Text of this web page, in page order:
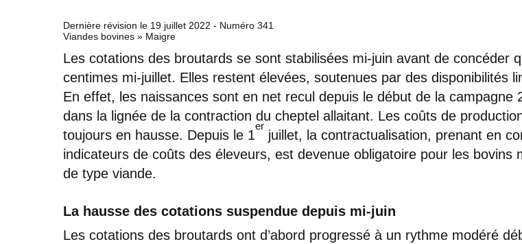
Dernière révision le 19 juillet 2022 - Numéro 341
Viandes bovines » Maigre
Les cotations des broutards se sont stabilisées mi-juin avant de concéder
centimes mi-juillet. Elles restent élevées, soutenues par des disponibilités
En effet, les naissances sont en net recul depuis le début de la campagne
dans la lignée de la contraction du cheptel allaitant. Les coûts de
toujours en hausse. Depuis le 1
er
juillet, la contractualisation, prenant en
indicateurs de coûts des éleveurs, est devenue obligatoire pour les bovins
de type viande.
La hausse des cotations suspendue depuis mi-juin
Les cotations des broutards ont d’abord progressé à un rythme modéré